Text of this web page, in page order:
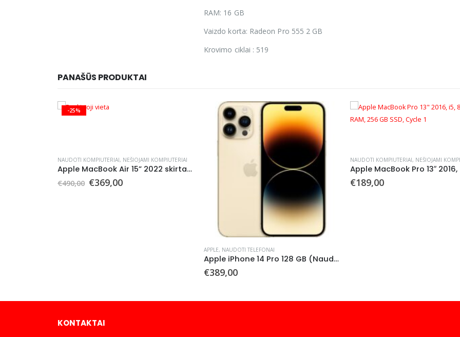
RAM: 16 GB
Vaizdo korta: Radeon Pro 555 2 GB
Krovimo ciklai : 519
PANAŠŪS PRODUKTAI
-25%
NAUDOTI KOMPIUTERIAI, NEŠIOJAMI KOMPIUTERIAI
Apple MacBook Air 15” 2022 skirtas naudoti dalims (Naudotas)
€490,00 Original
price
€369,00Current
APPLE, NAUDOTI TELEFONAI
Apple iPhone 14 Pro 128 GB (Naudotas)
€389,00
NAUDOTI KOMPIUTERIAI, NEŠIOJAMI
€189,00
KONTAKTAI